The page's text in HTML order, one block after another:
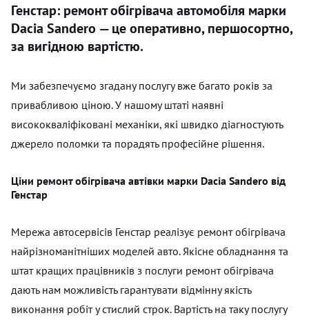
Генстар: ремонт обігрівача автомобіля марки
Dacia Sandero — це оперативно, першосортно,
за вигідною вартістю.
Ми забезпечуємо згадану послугу вже багато років за
привабливою ціною. У нашому штаті наявні
висококваліфіковані механіки, які швидко діагностують
джерело поломки та порадять професійне рішення.
Ціни ремонт обігрівача автівки марки Dacia Sandero від
Генстар
Мережа автосервісів Генстар реалізує ремонт обігрівача
найрізноманітніших моделей авто. Якісне обладнання та
штат кращих працівників з послуги ремонт обігрівача
дають нам можливість гарантувати відмінну якість
виконання робіт у стислий строк. Вартість на таку послугу